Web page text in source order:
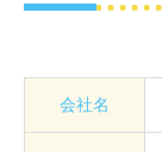
会社名